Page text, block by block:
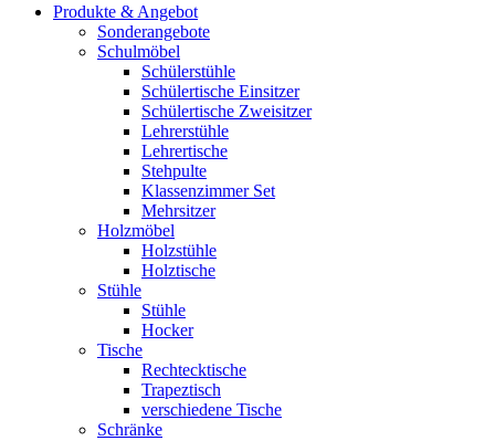
Produkte & Angebot
Sonderangebote
Schulmöbel
Schülerstühle
Schülertische Einsitzer
Schülertische Zweisitzer
Lehrerstühle
Lehrertische
Stehpulte
Klassenzimmer Set
Mehrsitzer
Holzmöbel
Holzstühle
Holztische
Stühle
Stühle
Hocker
Tische
Rechtecktische
Trapeztisch
verschiedene Tische
Schränke